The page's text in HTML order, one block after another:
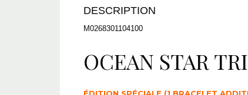
DESCRIPTION
M0268301104100
OCEAN STAR